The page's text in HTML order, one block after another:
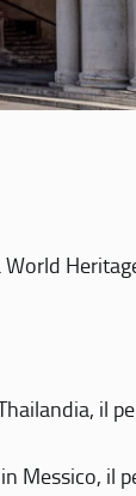
il
Messico, il